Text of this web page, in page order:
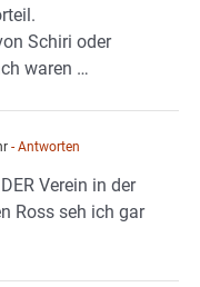
Schiri oder
waren …
- Antworten
Verein in der
Ross seh ich gar